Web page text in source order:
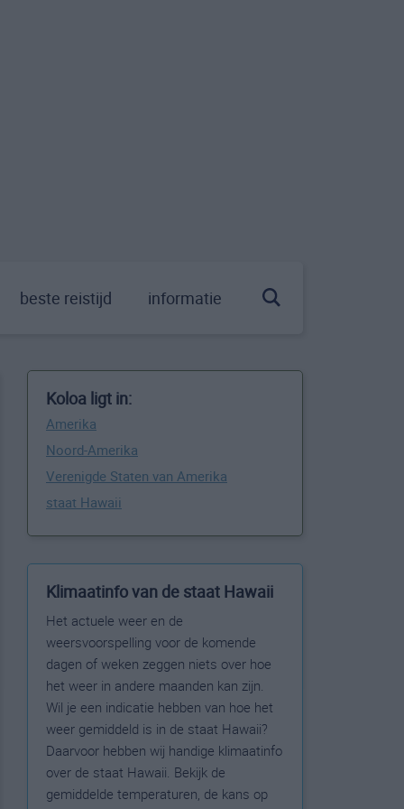
beste reistijd informatie
Koloa ligt in:
Amerika
Noord-Amerika
Verenigde Staten van Amerika
staat Hawaii
Klimaatinfo van de staat Hawaii
Het actuele weer en de
weersvoorspelling voor de komende
dagen of weken zeggen niets over hoe
het weer in andere maanden kan zijn.
Wil je een indicatie hebben van hoe het
weer gemiddeld is in de staat Hawaii?
Daarvoor hebben wij handige klimaatinfo
over de staat Hawaii. Bekijk de
gemiddelde temperaturen, de kans op